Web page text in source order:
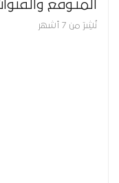
المتوقع
نُشِرَ من 7 أشهر